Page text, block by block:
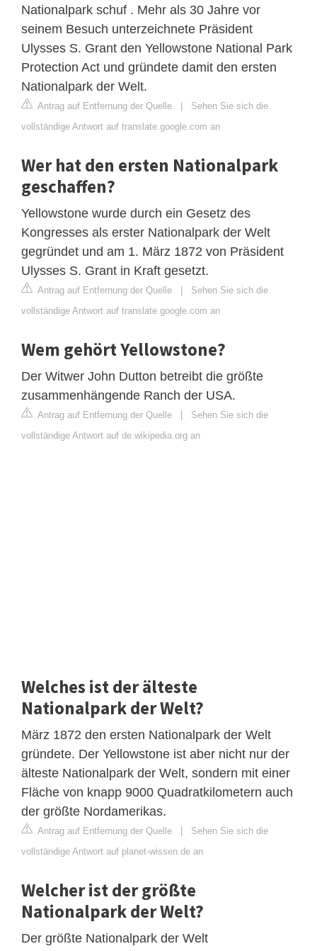
Nationalpark schuf . Mehr als 30 Jahre vor
seinem Besuch unterzeichnete Präsident
Ulysses S. Grant den Yellowstone National Park
Protection Act und gründete damit den ersten
Nationalpark der Welt.
Antrag auf Entfernung der Quelle | Sehen Sie sich die
vollständige Antwort auf translate.google.com an
Wer hat den ersten Nationalpark
geschaffen?
Yellowstone wurde durch ein Gesetz des
Kongresses als erster Nationalpark der Welt
gegründet und am 1. März 1872 von Präsident
Ulysses S. Grant in Kraft gesetzt.
Antrag auf Entfernung der Quelle | Sehen Sie sich die
vollständige Antwort auf translate.google.com an
Wem gehört Yellowstone?
Der Witwer John Dutton betreibt die größte
zusammenhängende Ranch der USA.
Antrag auf Entfernung der Quelle | Sehen Sie sich die
vollständige Antwort auf de.wikipedia.org an
Welches ist der älteste
Nationalpark der Welt?
März 1872 den ersten Nationalpark der Welt
gründete. Der Yellowstone ist aber nicht nur der
älteste Nationalpark der Welt, sondern mit einer
Fläche von knapp 9000 Quadratkilometern auch
der größte Nordamerikas.
Antrag auf Entfernung der Quelle | Sehen Sie sich die
vollständige Antwort auf planet-wissen.de an
Welcher ist der größte
Nationalpark der Welt?
Der größte Nationalpark der Welt